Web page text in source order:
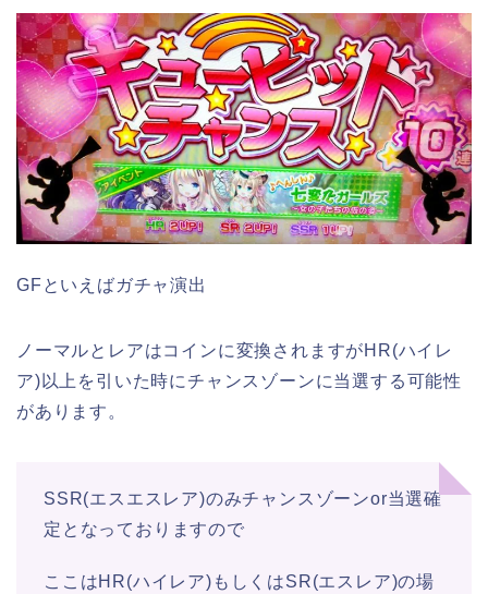
GFといえばガチャ演出
ノーマルとレアはコインに変換されますがHR(ハイレ
ア)以上を引いた時にチャンスゾーンに当選する可能性
があります。
SSR(エスエスレア)のみチャンスゾーンor当選確
定となっておりますので
ここはHR(ハイレア)もしくはSR(エスレア)の場